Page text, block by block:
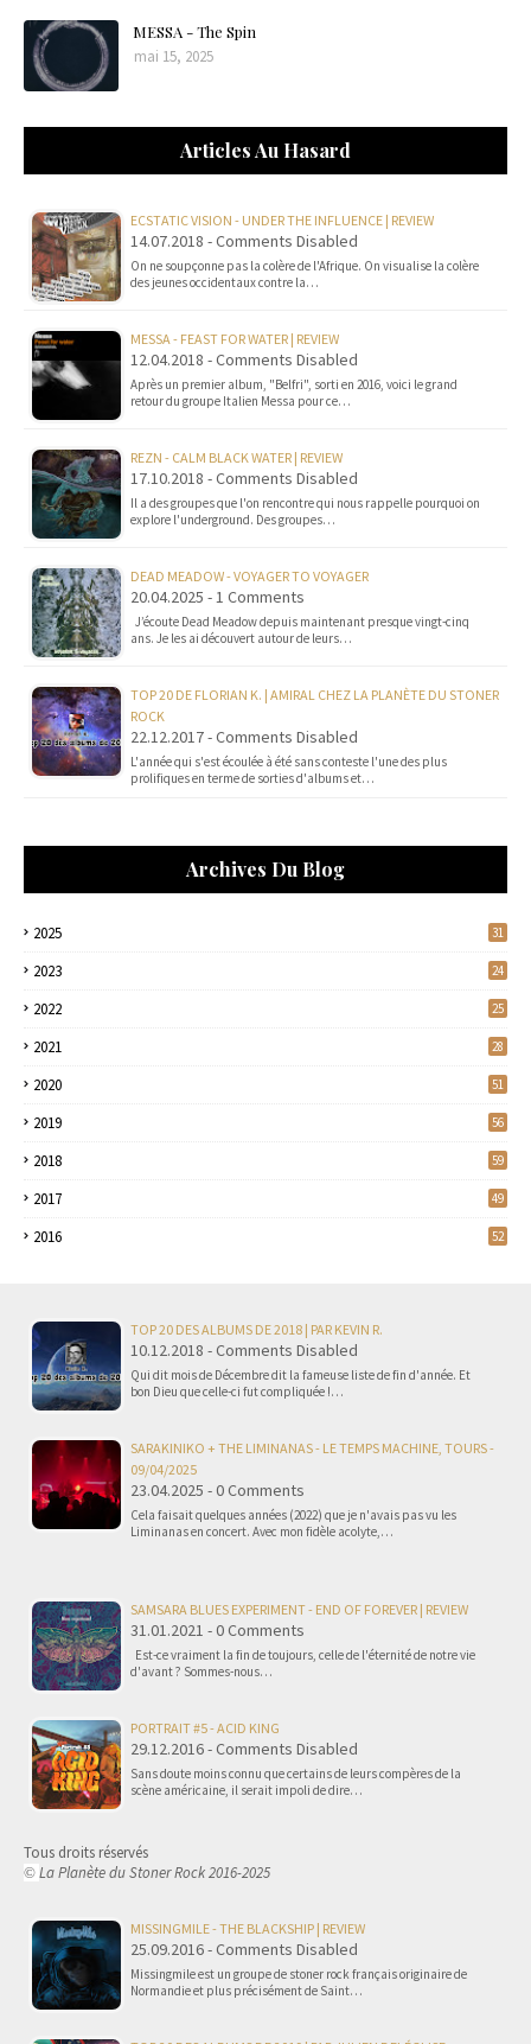
MESSA - The Spin
mai 15, 2025
Articles Au Hasard
ECSTATIC VISION - UNDER THE INFLUENCE | REVIEW
14.07.2018 - Comments Disabled
On ne soupçonne pas la colère de l'Afrique. On visualise la colère
des jeunes occidentaux contre la…
MESSA - FEAST FOR WATER | REVIEW
12.04.2018 - Comments Disabled
Après un premier album, "Belfri", sorti en 2016, voici le grand
retour du groupe Italien Messa pour ce…
REZN - CALM BLACK WATER | REVIEW
17.10.2018 - Comments Disabled
Il a des groupes que l'on rencontre qui nous rappelle pourquoi on
explore l'underground. Des groupes…
DEAD MEADOW - VOYAGER TO VOYAGER
20.04.2025 - 1 Comments
J’écoute Dead Meadow depuis maintenant presque vingt-cinq
ans. Je les ai découvert autour de leurs…
TOP 20 DE FLORIAN K. | AMIRAL CHEZ LA PLANÈTE DU STONER
ROCK
22.12.2017 - Comments Disabled
L'année qui s'est écoulée à été sans conteste l'une des plus
prolifiques en terme de sorties d'albums et…
Archives Du Blog
2025 31
2023 24
2022 25
2021 28
2020 51
2019 56
2018 59
2017 49
2016 52
TOP 20 DES ALBUMS DE 2018 | PAR KEVIN R.
10.12.2018 - Comments Disabled
Qui dit mois de Décembre dit la fameuse liste de fin d'année. Et
bon Dieu que celle-ci fut compliquée !…
SARAKINIKO + THE LIMINANAS - LE TEMPS MACHINE, TOURS -
09/04/2025
23.04.2025 - 0 Comments
Cela faisait quelques années (2022) que je n'avais pas vu les
Liminanas en concert. Avec mon fidèle acolyte,…
SAMSARA BLUES EXPERIMENT - END OF FOREVER | REVIEW
31.01.2021 - 0 Comments
Est-ce vraiment la fin de toujours, celle de l'éternité de notre vie
d'avant ? Sommes-nous…
PORTRAIT #5 - ACID KING
29.12.2016 - Comments Disabled
Sans doute moins connu que certains de leurs compères de la
scène américaine, il serait impoli de dire…
Tous droits réservés
© La Planète du Stoner Rock 2016-2025
MISSINGMILE - THE BLACKSHIP | REVIEW
25.09.2016 - Comments Disabled
Missingmile est un groupe de stoner rock français originaire de
Normandie et plus précisément de Saint…